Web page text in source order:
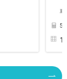
車